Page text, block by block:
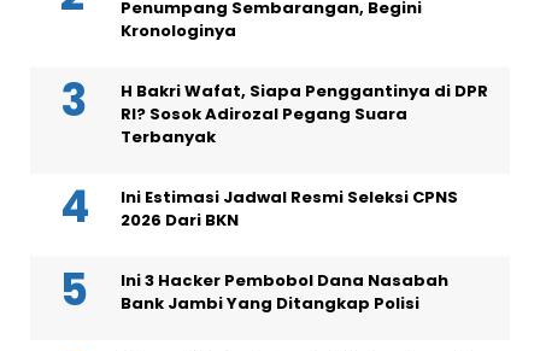
Penumpang Sembarangan, Begini
Kronologinya
H Bakri Wafat, Siapa Penggantinya di DPR
RI? Sosok Adirozal Pegang Suara
Terbanyak
Ini Estimasi Jadwal Resmi Seleksi CPNS
2026 Dari BKN
Ini 3 Hacker Pembobol Dana Nasabah
Bank Jambi Yang Ditangkap Polisi